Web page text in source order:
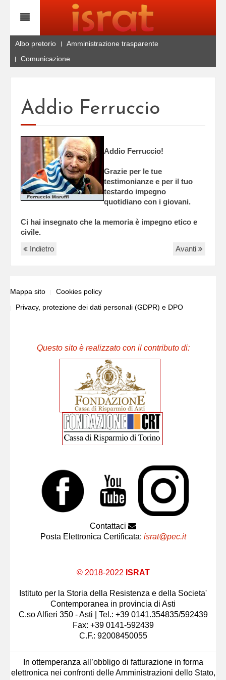
Albo pretorio
Amministrazione trasparente
Comunicazione
Addio Ferruccio
Addio Ferruccio!
Grazie per le tue
testimonianze e per il tuo
testardo impegno
quotidiano con i giovani.
Ci hai insegnato che la memoria è impegno etico e
civile.
Indietro
Avanti
Mappa sito
Cookies policy
Privacy, protezione dei dati personali (GDPR) e DPO
Questo sito è realizzato con il contributo di:
Contattaci
Posta Elettronica Certificata: israt@pec.it
© 2018-2022 ISRAT
Istituto per la Storia della Resistenza e della Societa'
Contemporanea in provincia di Asti
C.so Alfieri 350 - Asti | Tel.: +39 0141.354835/592439
Fax: +39 0141-592439
C.F.: 92008450055
In ottemperanza all’obbligo di fatturazione in forma
elettronica nei confronti delle Amministrazioni dello Stato,